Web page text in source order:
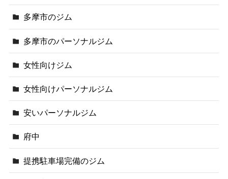
多摩市のジム
多摩市のパーソナルジム
女性向けジム
女性向けパーソナルジム
安いパーソナルジム
府中
提携駐車場完備のジム